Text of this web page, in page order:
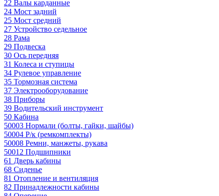
22 Валы карданные
24 Мост задний
25 Мост средний
27 Устройство седельное
28 Рама
29 Подвеска
30 Ось передняя
31 Колеса и ступицы
34 Рулевое управление
35 Тормозная система
37 Электрооборудование
38 Приборы
39 Водительский инструмент
50 Кабина
50003 Нормали (болты, гайки, шайбы)
50004 Р/к (ремкомплекты)
50008 Ремни, манжеты, рукава
50012 Подшипники
61 Дверь кабины
68 Сиденье
81 Отопление и вентиляция
82 Принадлежности кабины